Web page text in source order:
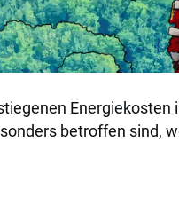
betroffen sind,